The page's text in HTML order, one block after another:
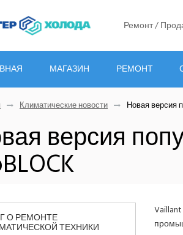
Ремонт /
МАГАЗИН РЕМОНТ
Климатические новости Новая версия
версия
О РЕМОНТЕ
ТЕХНИКИ